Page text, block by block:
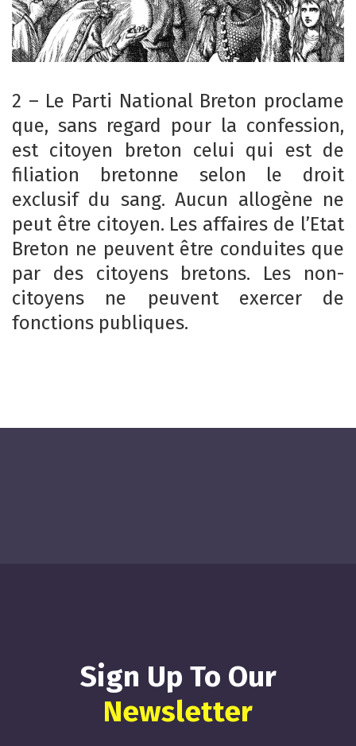
2 – Le Parti National Breton proclame
que, sans regard pour la confession,
est citoyen breton celui qui est de
filiation bretonne selon le droit
exclusif du sang. Aucun allogène ne
peut être citoyen. Les affaires de l’Etat
Breton ne peuvent être conduites que
par des citoyens bretons. Les non-
citoyens ne peuvent exercer de
fonctions publiques.
Sign Up To Our
Newsletter